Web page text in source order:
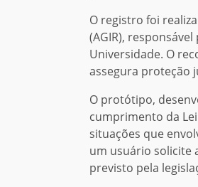
O registro foi
(AGIR),
Universidade. O
assegura proteção
O protótipo,
cumprimento da
situações que
um usuário solicite
previsto pela